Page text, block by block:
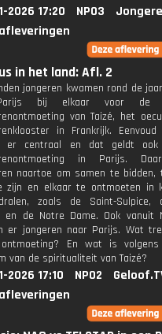
2026 17:20 NPO3
in het land: Afl. 2
jongeren kwamen rond de
bij elkaar voor de
van Taizé, het
in Frankrijk.
er centraal en dat geldt
in Parijs.
naartoe om samen te bidden,
zijn en elkaar te ontmoeten in
zoals de Saint-Sulpice,
en de Notre Dame. Ook vanuit
er jongeren naar Parijs. Wat
ontmoeting? En wat is
van de spiritualiteit van Taizé?
2026 17:10 NPO2